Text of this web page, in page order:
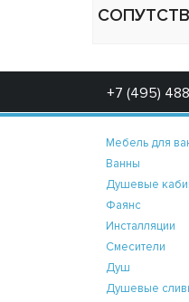
+7 (495)
Мебель для
Ванны
Душевые
Фаянс
Инсталляции
Смесители
Душ
Душевые